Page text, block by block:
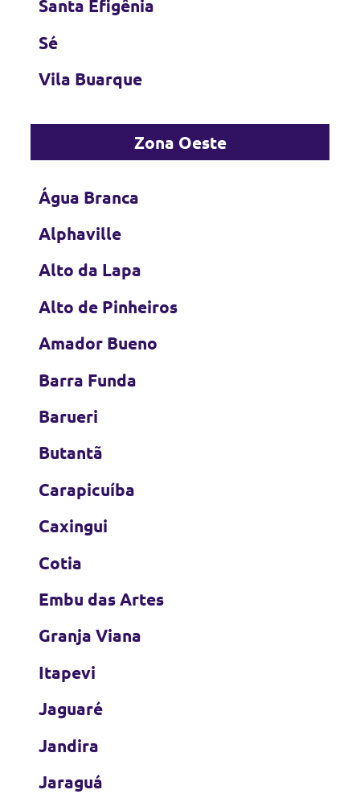
Santa Efigênia
Sé
Vila Buarque
Zona Oeste
Água Branca
Alphaville
Alto da Lapa
Alto de Pinheiros
Amador Bueno
Barra Funda
Barueri
Butantã
Carapicuíba
Caxingui
Cotia
Embu das Artes
Granja Viana
Itapevi
Jaguaré
Jandira
Jaraguá